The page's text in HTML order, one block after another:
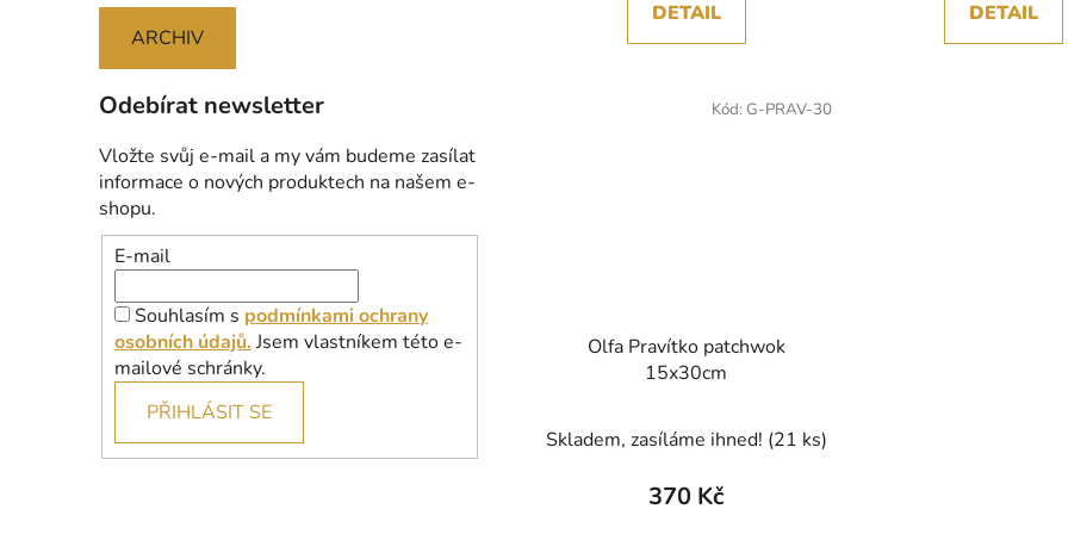
ARCHIV
Odebírat newsletter
Vložte svůj e-mail a my vám budeme zasílat
informace o nových produktech na našem e-
shopu.
E-mail
Souhlasím s podmínkami ochrany
osobních údajů. Jsem vlastníkem této e-
mailové schránky.
PŘIHLÁSIT SE
DETAIL DETAIL
Olfa Pravítko patchwok
15x30cm
Skladem, zasíláme ihned! (21 ks)
370 Kč
Kód: G-PRAV-30